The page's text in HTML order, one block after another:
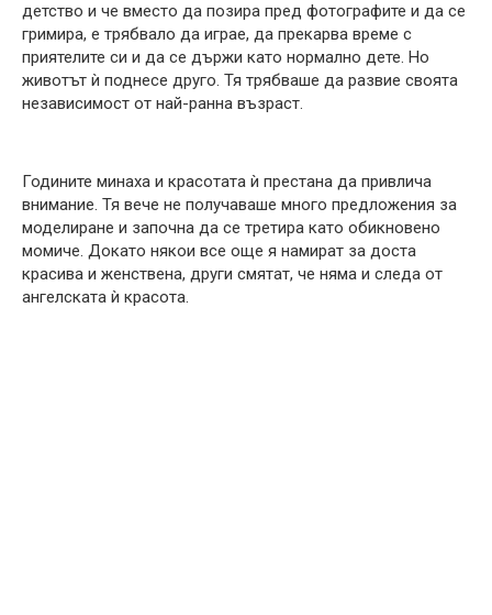
детство и че вместо да позира пред фотографите и да се
гримира, е трябвало да играе, да прекарва време с
приятелите си и да се държи като нормално дете. Но
животът ѝ поднесе друго. Тя трябваше да развие своята
независимост от най-ранна възраст.
Годините минаха и красотата ѝ престана да привлича
внимание. Тя вече не получаваше много предложения за
моделиране и започна да се третира като обикновено
момиче. Докато някои все още я намират за доста
красива и женствена, други смятат, че няма и следа от
ангелската ѝ красота.